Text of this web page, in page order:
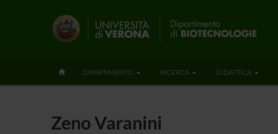
DIPARTIMENTO RICERCA DIDATTICA
Zeno Varanini